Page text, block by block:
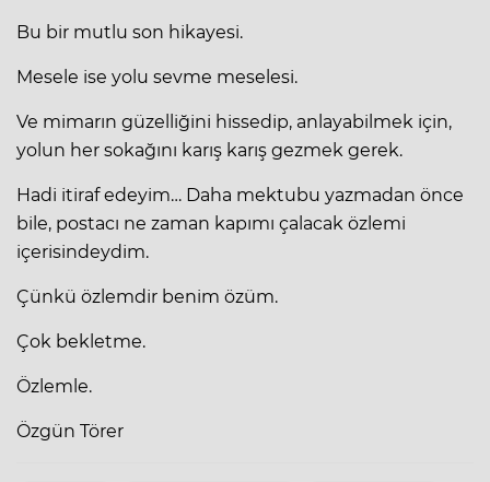
Bu bir mutlu son hikayesi.
Mesele ise yolu sevme meselesi.
Ve mimarın güzelliğini hissedip, anlayabilmek için,
yolun her sokağını karış karış gezmek gerek.
Hadi itiraf edeyim… Daha mektubu yazmadan önce
bile, postacı ne zaman kapımı çalacak özlemi
içerisindeydim.
Çünkü özlemdir benim özüm.
Çok bekletme.
Özlemle.
Özgün Törer